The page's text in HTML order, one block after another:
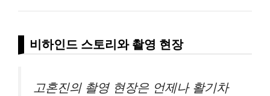
비하인드 스토리와 촬영 현장
고혼진의 촬영 현장은 언제나 활기차